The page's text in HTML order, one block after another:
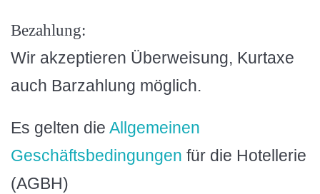
Bezahlung:
Wir akzeptieren Überweisung, Kurtaxe
auch Barzahlung möglich.
Es gelten die Allgemeinen
Geschäftsbedingungen für die Hotellerie
(AGBH)